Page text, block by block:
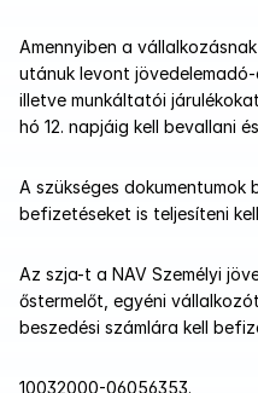
Amennyiben a
utánuk levont jövedelemadó-
illetve munkáltatói
hó 12. napjáig kell bevallani
A szükséges dokumentumok
befizetéseket is teljesíteni
Az szja-t a NAV Személyi
őstermelőt, egyéni
beszedési számlára kell
10032000-06056353.